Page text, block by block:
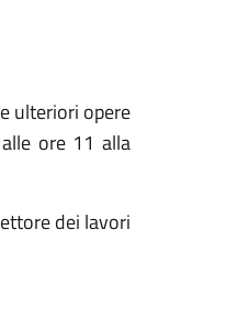
ulteriori opere
ore 11 alla
dei lavori